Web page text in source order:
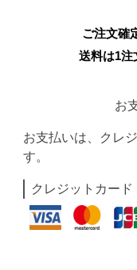
ご注文確
送料は1注
お
お支払いは、クレ
す。
クレジットカード